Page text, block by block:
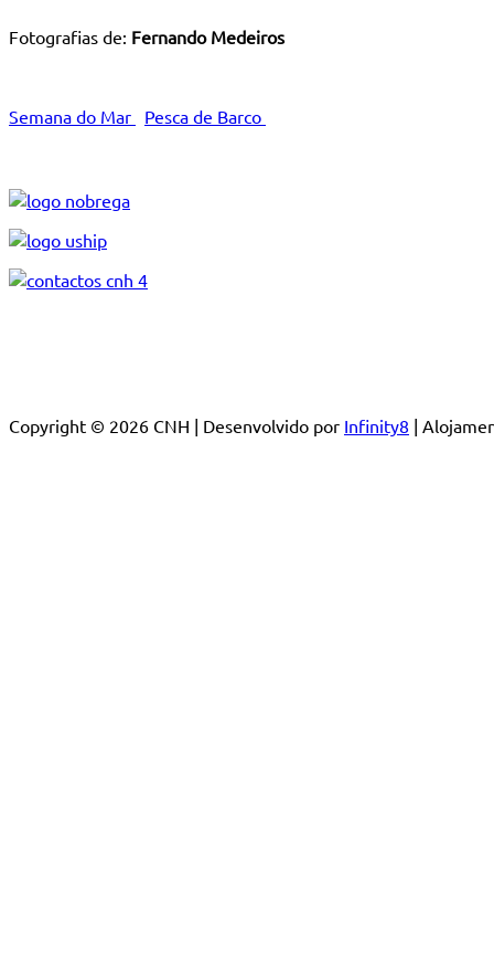
Fotografias de: Fernando Medeiros
Semana do Mar Pesca de Barco
Copyright © 2026 CNH | Desenvolvido por Infinity8 |